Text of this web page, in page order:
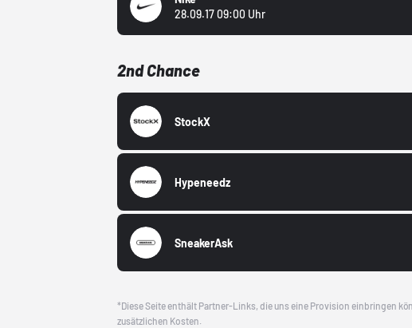
28.09.17 09:00 Uhr
2nd Chance
StockX
Hypeneedz
SneakerAsk
*Diese Seite enthält Partner-Links, die uns eine Provision einbringen
zusätzlichen Kosten.